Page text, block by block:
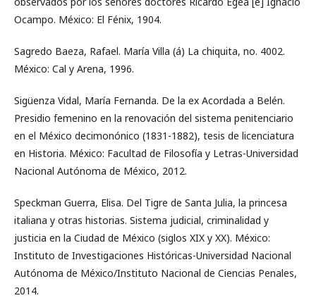
Ocampo. México: El Fénix, 1904.
Sagredo Baeza, Rafael. María Villa (á) La chiquita, no. 4002.
México: Cal y Arena, 1996.
Sigüenza Vidal, María Fernanda. De la ex Acordada a Belén.
Presidio femenino en la renovación del sistema penitenciario
en el México decimonónico (1831-1882), tesis de licenciatura
en Historia. México: Facultad de Filosofía y Letras-Universidad
Nacional Autónoma de México, 2012.
Speckman Guerra, Elisa. Del Tigre de Santa Julia, la princesa
italiana y otras historias. Sistema judicial, criminalidad y
justicia en la Ciudad de México (siglos XIX y XX). México:
Instituto de Investigaciones Históricas-Universidad Nacional
Autónoma de México/Instituto Nacional de Ciencias Penales,
2014.